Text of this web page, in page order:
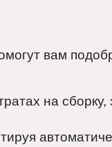
и
помогут вам